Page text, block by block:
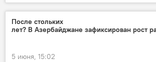
Азербайджан
Доходы
После стольких
лет? В Азербайджане зафиксирован рост
5 июня, 15:02